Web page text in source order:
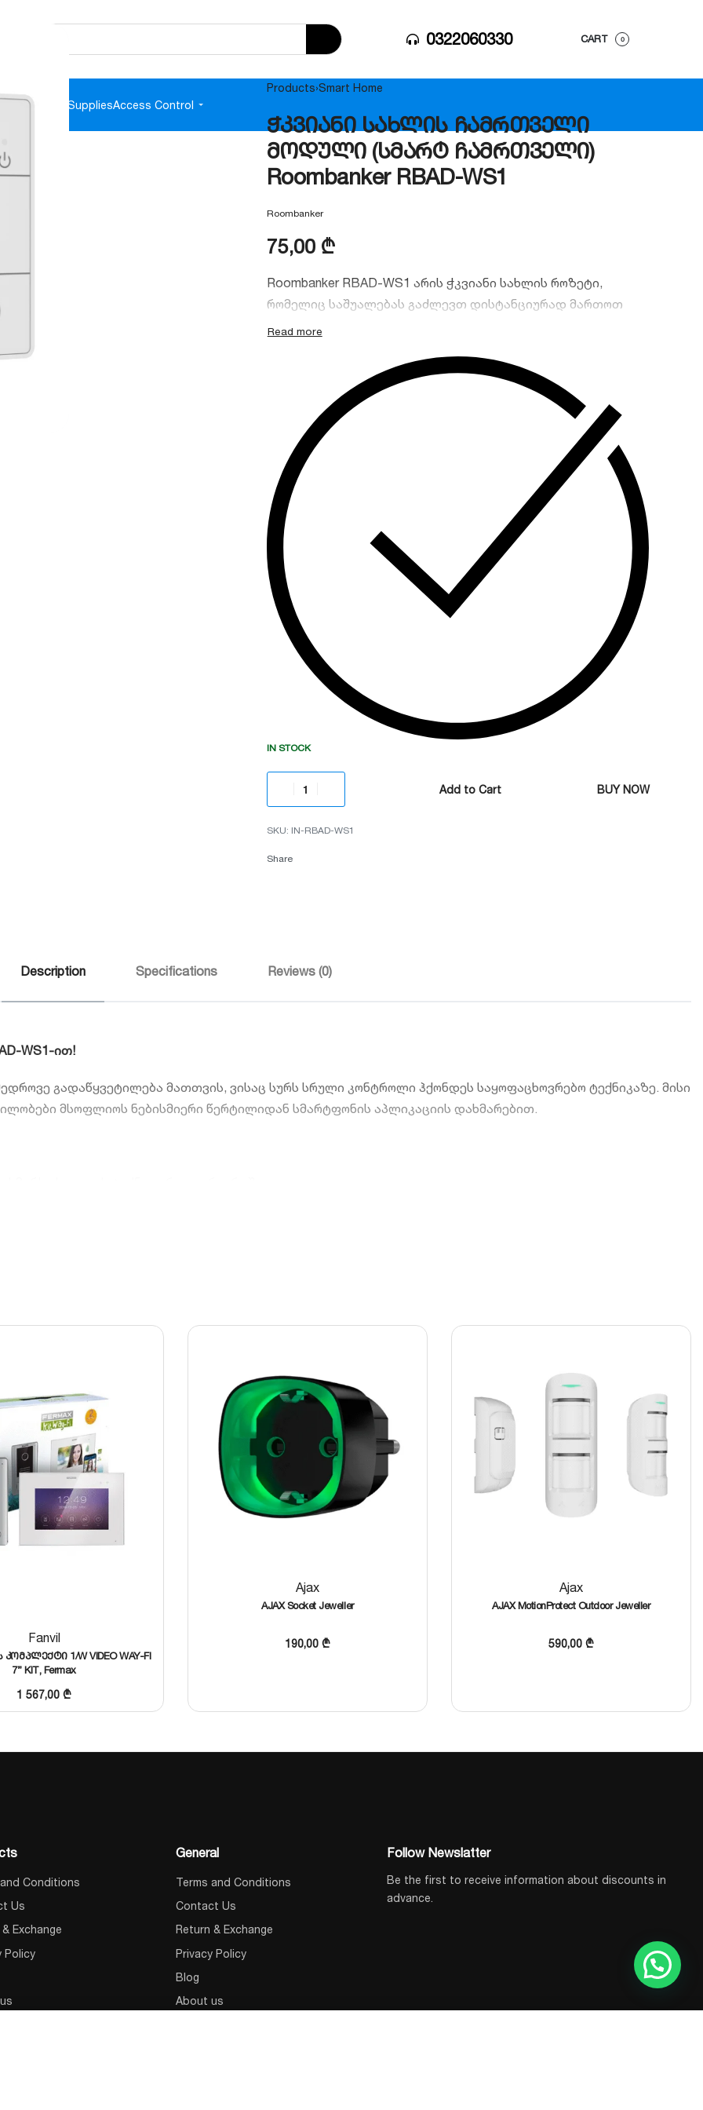
0322060330 CART 0
Audio Power SuppliesAccess Control
Products›Smart Home
ჭკვიანი სახლის ჩამრთველი
მოდული (სმარტ ჩამრთველი)
Roombanker RBAD-WS1
Roombanker
75,00 ₾
Roombanker RBAD-WS1 არის ჭკვიანი სახლის როზეტი,
რომელიც საშუალებას გაძლევთ დისტანციურად მართოთ
ნებისმიერი ელექტრომოწყობილობა. აღჭურვილია
უსაფრთხო Zigbee პროტოკოლით და აქვს გადატვირთვისაგან
დაცვის მექანიზმი. იდეალურია სახლის ავტომატიზაციისა და
ელექტროენერგიის დასაზოგად.
IN STOCK
Add to Cart BUY NOW
IN-RBAD-WS1
Share
Description Specifications Reviews (0)
WS1-ით!
გადაწყვეტილება მათთვის, ვისაც სურს სრული კონტროლი ჰქონდეს საყოფაცხოვრებო ტექნიკაზე. მისი
მსოფლიოს ნებისმიერი წერტილიდან სმარტფონის აპლიკაციის დახმარებით.
ძაბვის ცვალებადობისა და გადახურებისგან.
და იდეალურად ჯდება ნებისმიერ ინტერერიერში.
Fanvil
1/W VIDEO WAY-FI
7” KIT, Fermax
1 567,00₾
Ajax
AJAX Socket Jeweller
190,00 ₾
Ajax
AJAX MotionProtect Outdoor Jeweller
590,00 ₾
Conditions
Us
Exchange
Policy
General
Terms and Conditions
Contact Us
Return & Exchange
Privacy Policy
Blog
About us
Follow Newslatter
Be the first to receive information about discounts in
advance.